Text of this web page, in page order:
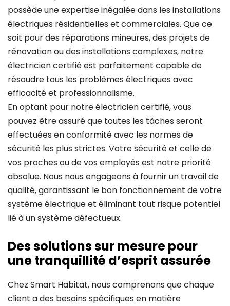
possède une expertise inégalée dans les installations
électriques résidentielles et commerciales. Que ce
soit pour des réparations mineures, des projets de
rénovation ou des installations complexes, notre
électricien certifié est parfaitement capable de
résoudre tous les problèmes électriques avec
efficacité et professionnalisme.
En optant pour notre électricien certifié, vous
pouvez être assuré que toutes les tâches seront
effectuées en conformité avec les normes de
sécurité les plus strictes. Votre sécurité et celle de
vos proches ou de vos employés est notre priorité
absolue. Nous nous engageons à fournir un travail de
qualité, garantissant le bon fonctionnement de votre
système électrique et éliminant tout risque potentiel
lié à un système défectueux.
Des solutions sur mesure pour
une tranquillité d’esprit assurée
Chez Smart Habitat, nous comprenons que chaque
client a des besoins spécifiques en matière